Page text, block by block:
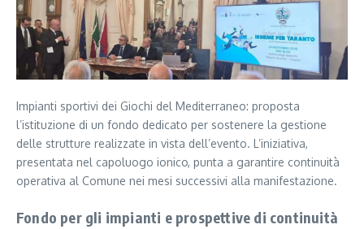
Impianti sportivi dei Giochi del Mediterraneo: proposta
l’istituzione di un fondo dedicato per sostenere la gestione
delle strutture realizzate in vista dell’evento. L’iniziativa,
presentata nel capoluogo ionico, punta a garantire continuità
operativa al Comune nei mesi successivi alla manifestazione.
Fondo per gli impianti e prospettive di continuità